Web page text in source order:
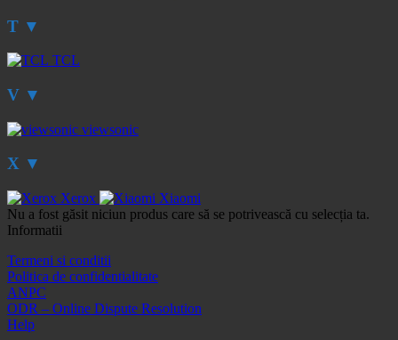
T ▼
TCL
V ▼
viewsonic
X ▼
Xerox
Xiaomi
Nu a fost găsit niciun produs care să se potrivească cu selecția ta.
Informatii
Termeni si conditii
Politica de confidentialitate
ANPC
ODR – Online Dispute Resolution
Help